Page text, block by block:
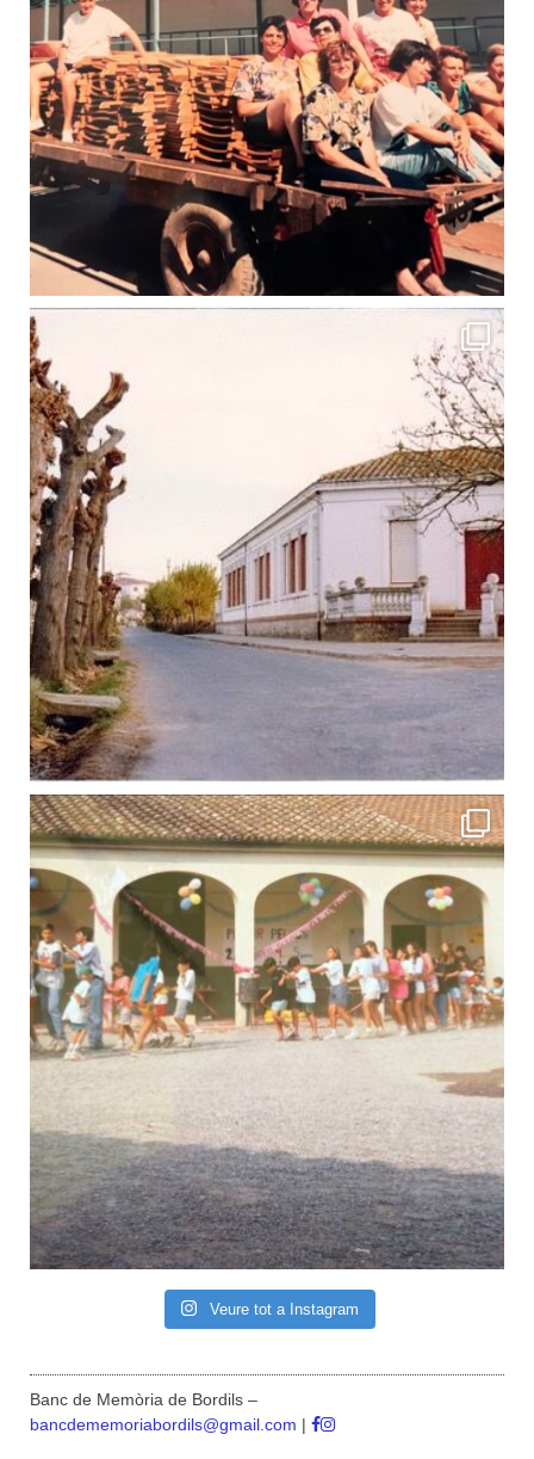
Veure tot a Instagram
Banc de Memòria de Bordils –
bancdememoriabordils@gmail.com |